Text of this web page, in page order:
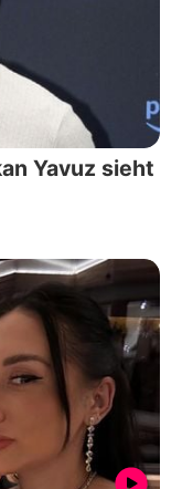
Yavuz sieht